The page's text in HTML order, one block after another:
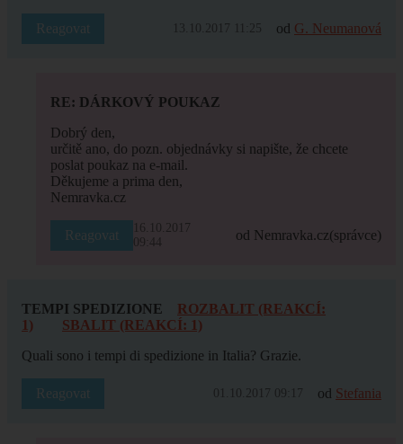
Reagovat 13.10.2017 11:25 od G. Neumanová
RE: DÁRKOVÝ POUKAZ
Dobrý den,
určitě ano, do pozn. objednávky si napište, že chcete
poslat poukaz na e-mail.
Děkujeme a prima den,
Nemravka.cz
Reagovat
16.10.2017
09:44
od Nemravka.cz(správce)
TEMPI SPEDIZIONE
ROZBALIT (REAKCÍ:
1)
SBALIT (REAKCÍ: 1)
Quali sono i tempi di spedizione in Italia? Grazie.
Reagovat 01.10.2017 09:17 od Stefania